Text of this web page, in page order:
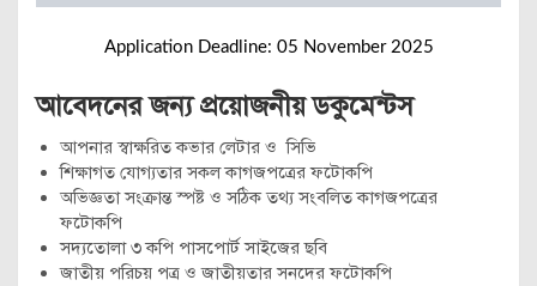
Application Deadline: 05 November 2025
আবেদনের জন্য প্রয়োজনীয় ডকুমেন্টস
আপনার স্বাক্ষরিত কভার লেটার ও সিভি
শিক্ষাগত যোগ্যতার সকল কাগজপত্রের ফটোকপি
অভিজ্ঞতা সংক্রান্ত স্পষ্ট ও সঠিক তথ্য সংবলিত কাগজপত্রের
ফটোকপি
সদ্যতোলা ৩ কপি পাসপোর্ট সাইজের ছবি
জাতীয় পরিচয় পত্র ও জাতীয়তার সনদের ফটোকপি